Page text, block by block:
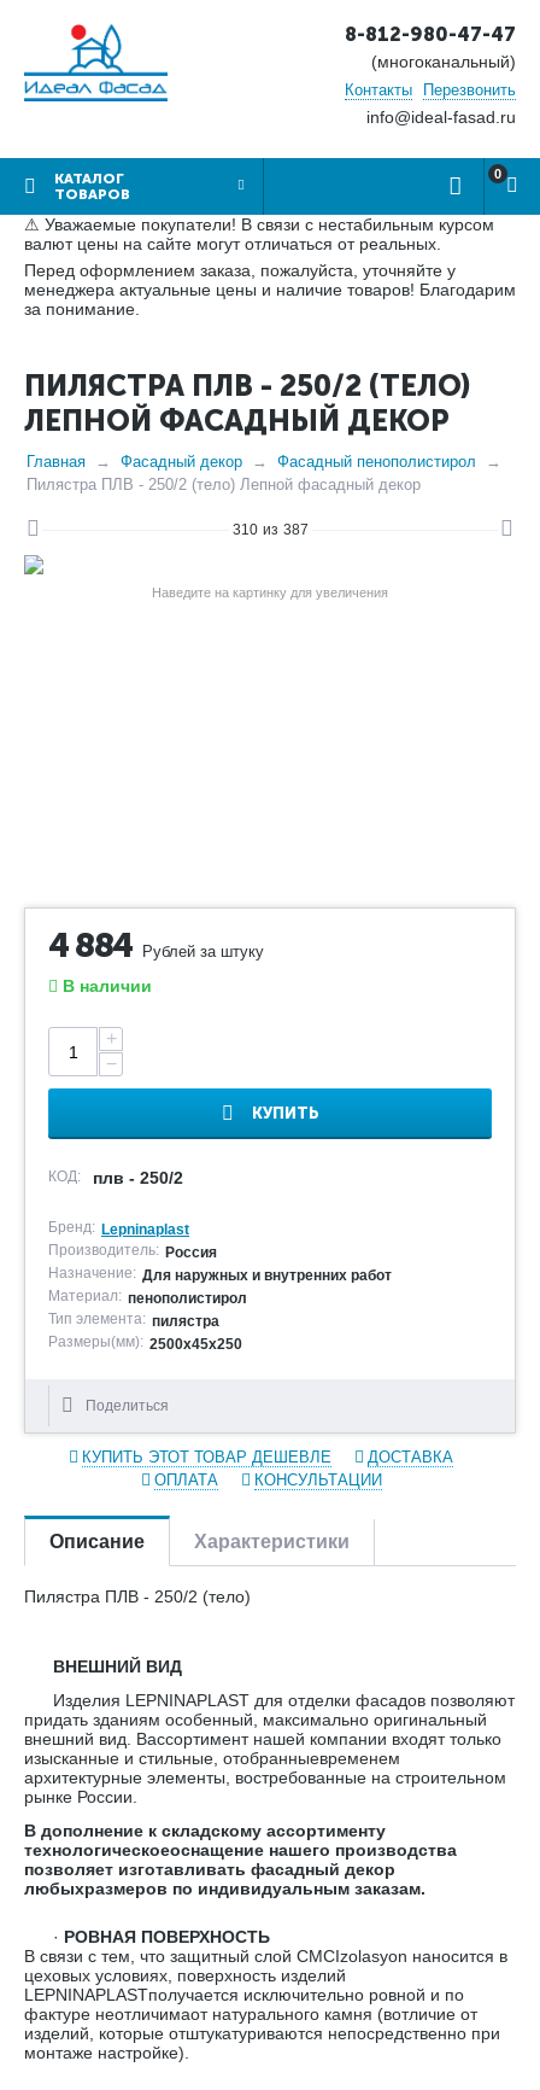
8-812-980-47-47
(многоканальный)
Контакты Перезвонить
info@ideal-fasad.ru
КАТАЛОГ
ТОВАРОВ
0
⚠ Уважаемые покупатели! В связи с нестабильным курсом
валют цены на сайте могут отличаться от реальных.
Перед оформлением заказа, пожалуйста, уточняйте у
менеджера актуальные цены и наличие товаров! Благодарим
за понимание.
ПИЛЯСТРА ПЛВ - 250/2 (ТЕЛО)
ЛЕПНОЙ ФАСАДНЫЙ ДЕКОР
Главная Фасадный декор
Фасадный пенополистирол
Пилястра ПЛВ - 250/2 (тело) Лепной фасадный декор
310 из 387
Наведите на картинку для увеличения
4 884 Рублей за штуку
В наличии
+
−
КУПИТЬ
КОД: плв - 250/2
Бренд: Lepninaplast
Производитель: Россия
Назначение: Для наружных и внутренних работ
Материал: пенополистирол
Тип элемента: пилястра
Размеры(мм): 2500х45х250
Поделиться
КУПИТЬ ЭТОТ ТОВАР ДЕШЕВЛЕ
ДОСТАВКА
ОПЛАТА
КОНСУЛЬТАЦИИ
Описание Характеристики
Пилястра ПЛВ - 250/2 (тело)
ВНЕШНИЙ ВИД
Изделия LEPNINAPLAST для отделки фасадов позволяют
придать зданиям особенный, максимально оригинальный
внешний вид. Вассортимент нашей компании входят только
изысканные и стильные, отобранныевременем
архитектурные элементы, востребованные на строительном
рынке России.
В дополнение к складскому ассортименту
технологическоеоснащение нашего производства
позволяет изготавливать фасадный декор
любыхразмеров по индивидуальным заказам.
· РОВНАЯ ПОВЕРХНОСТЬ
В связи с тем, что защитный слой CMCIzolasyon наносится в
цеховых условиях, поверхность изделий
LEPNINAPLASTполучается исключительно ровной и по
фактуре неотличимаот натурального камня (вотличие от
изделий, которые отштукатуриваются непосредственно при
монтаже настройке).